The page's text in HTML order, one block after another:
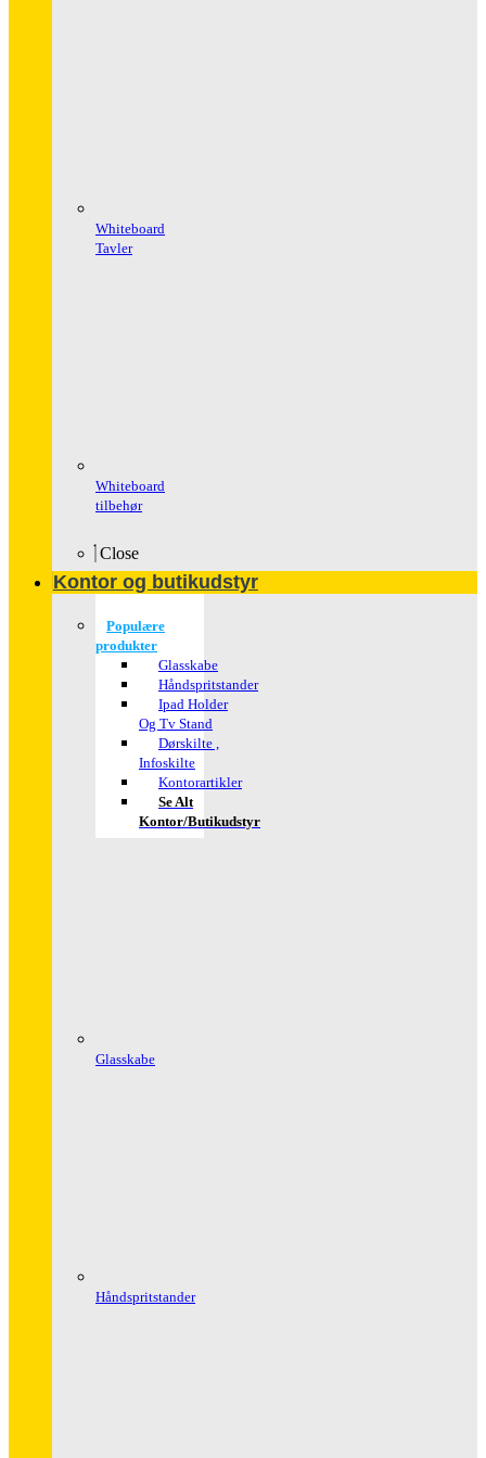
Whiteboard
Tavler
Whiteboard
tilbehør
Close
Kontor og butikudstyr
Populære
produkter
Glasskabe
Håndspritstander
Ipad Holder
Og Tv Stand
Dørskilte ,
Infoskilte
Kontorartikler
Se Alt
Kontor/butikudstyr
Glasskabe
Håndspritstander